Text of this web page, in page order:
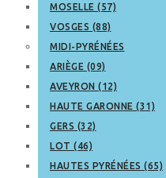
MOSELLE (57)
VOSGES (88)
MIDI-PYRÉNÉES
ARIÈGE (09)
AVEYRON (12)
HAUTE GARONNE (31)
GERS (32)
LOT (46)
HAUTES PYRÉNÉES (65)